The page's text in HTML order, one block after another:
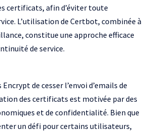
certificats, afin d’éviter toute
L’utilisation de Certbot, combinée à
constitue une approche efficace
de service.
Encrypt de cesser l’envoi d’emails de
des certificats est motivée par des
et de confidentialité. Bien que
un défi pour certains utilisateurs,